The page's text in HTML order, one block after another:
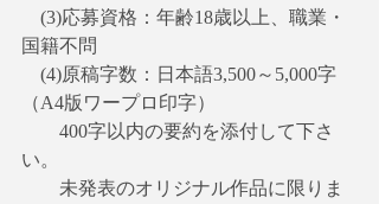
(3)応募資格：年齢18歳以上、職業・
国籍不問
(4)原稿字数：日本語3,500～5,000字
（A4版ワープロ印字）
400字以内の要約を添付して下さ
い。
未発表のオリジナル作品に限りま